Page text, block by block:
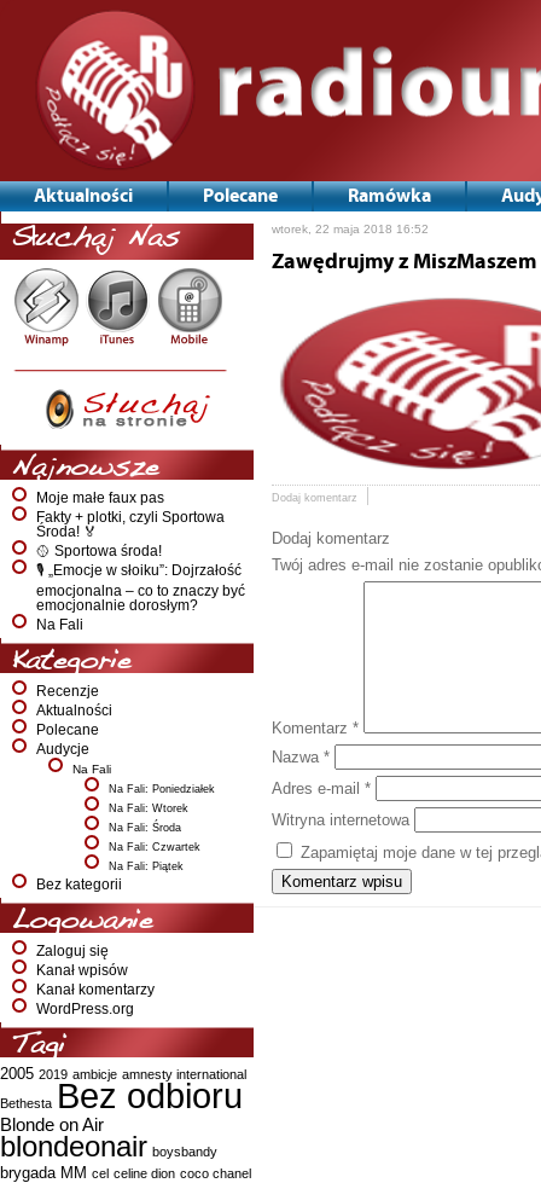
Aktualności Polecane Ramówka
Słuchaj Nas
Najnowsze
Moje małe faux pas
Fakty + plotki, czyli Sportowa
Środa! 🏅
🥎 Sportowa środa!
🎙️ „Emocje w słoiku”: Dojrzałość
emocjonalna – co to znaczy być
emocjonalnie dorosłym?
Na Fali
Kategorie
Recenzje
Aktualności
Polecane
Audycje
Na Fali
Na Fali: Poniedziałek
Na Fali: Wtorek
Na Fali: Środa
Na Fali: Czwartek
Na Fali: Piątek
Bez kategorii
Logowanie
Zaloguj się
Kanał wpisów
Kanał komentarzy
WordPress.org
Tagi
2005 2019 ambicje amnesty international
Bethesta Bez odbioru
Blonde on Air
blondeonair boysbandy
brygada MM cel celine dion coco chanel
wtorek, 22 maja 2018 16:52
Zawędrujmy z MiszMaszem
Dodaj komentarz
Dodaj komentarz
Twój adres e-mail nie zostanie
Komentarz *
Nazwa *
Adres e-mail *
Witryna internetowa
Zapamiętaj moje dane w tej